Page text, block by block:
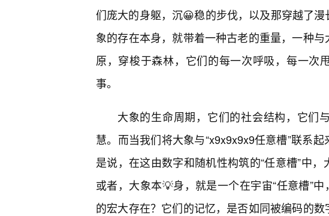
们庞大的身躯，沉😀稳的步伐，以及那穿越了
象的存在本身，就带着一种古老的重量，一种
原，穿梭于森林，它们的每一次呼吸，每一次
事。
大象的生命周期，它们的社会结构，它们
慧。而当我们将大象与“x9x9x9x9任意槽”联系
是说，在这由数字和随机性构筑的“任意槽”中
或者，大象本💡身，就是一个在宇宙“任意槽”
的宏大存在？它们的记忆，是否如同被编码的